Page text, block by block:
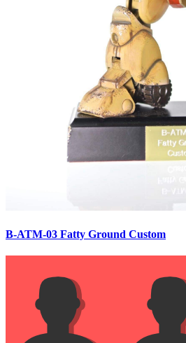
B-ATM-03 Fatty Ground Custom